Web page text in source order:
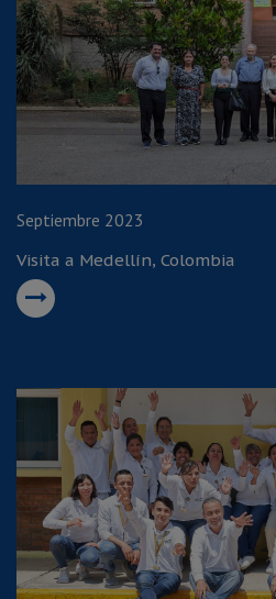
Septiembre 2023
Visita a Medellín, Colombia